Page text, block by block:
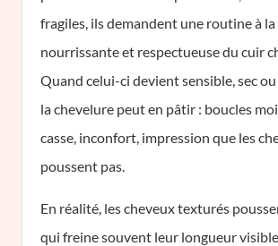
fragiles, ils demandent une routine à
nourrissante et respectueuse du cuir
Quand celui-ci devient sensible, sec
la chevelure peut en pâtir : boucles
casse, inconfort, impression que les
poussent pas.
En réalité, les cheveux texturés
qui freine souvent leur longueur